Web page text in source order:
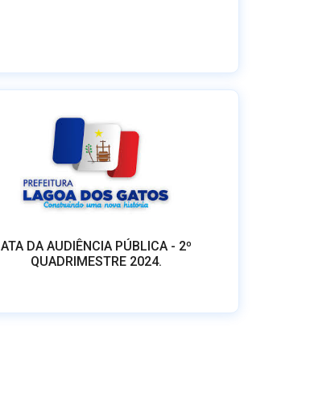
ATA DA AUDIÊNCIA PÚBLICA - 2º
QUADRIMESTRE 2024.